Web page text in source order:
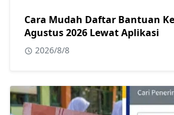
Cara Mudah Daftar Bantuan
Agustus 2026 Lewat Aplikasi
2026/8/8